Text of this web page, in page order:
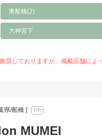
東船橋(2)
大神宮下
奨しておりますが、掲載店舗に
県/船橋 ]
MUMEI